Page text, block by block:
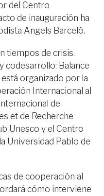
del Centro
de inauguración ha
Angels Barceló.
tiempos de crisis.
codesarrollo: Balance
organizado por la
Internacional al
de
et de Recherche
Unesco y el Centro
Universidad Pablo de
de cooperación al
cómo interviene